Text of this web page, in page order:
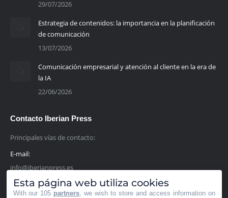
29/07/2026
Estrategia de contenidos: la importancia en la planificación
de comunicación
13/07/2026
Comunicación empresarial y atención al cliente en la era de
la IA
22/06/2026
Contacto Iberian Press
Principales vías de contacto:
E-mail:
info@iberianpress.es
Teléfono:
Esta página web utiliza cookies
With our 105 partners , we wish to store and access information on